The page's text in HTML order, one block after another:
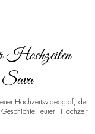
Hochzeiten
Hochzeitsvideograf, der
eurer Hochzeit